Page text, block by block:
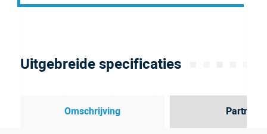
Uitgebreide specificaties
Omschrijving Partner